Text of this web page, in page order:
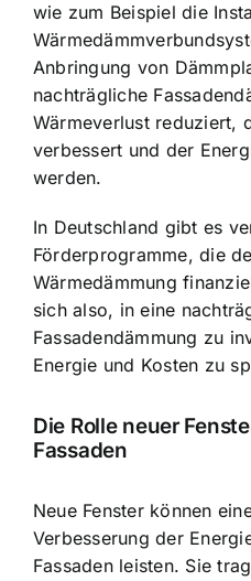
wie zum Beispiel die
Anbringung von
nachträgliche
Wärmeverlust reduziert,
verbessert und der
werden.
In Deutschland gibt es
Förderprogramme, die
Wärmedämmung
sich also, in eine
Fassadendämmung zu
Energie und Kosten zu
Die Rolle neuer
Fassaden
Neue Fenster können
Verbesserung der
Fassaden leisten. Sie